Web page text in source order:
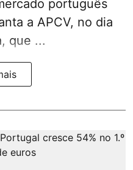
português
a APCV, no dia
que ...